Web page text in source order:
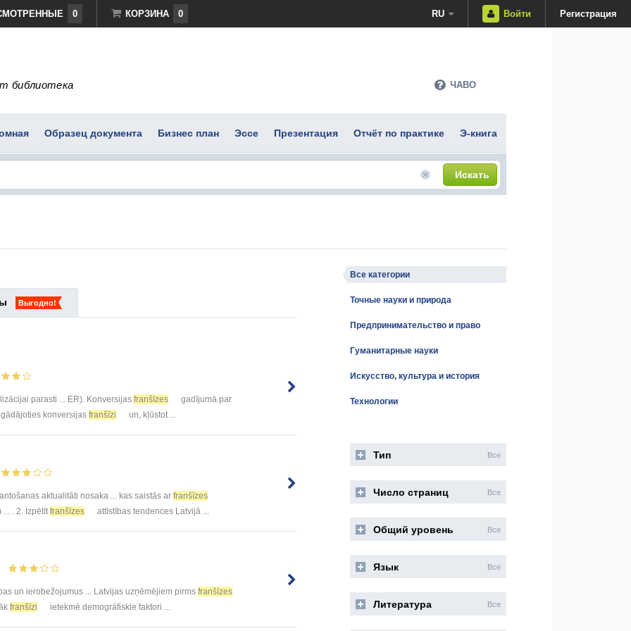
0 КОРЗИНА 0 RU Войти Регистрация
библиотека ЧАВО
Образец документа Бизнес план Эссе Презентация Отчёт по практике Э-книга
Искать
Выгодно!
parasti ... ER). Konversijas franšīzes
gadījumā par
konversijas franšīzi un, kļūstot ...
aktualitāti nosaka ... kas saistās ar franšīzes
. 2. Izpētīt franšīzes attīstības tendences Latvijā ...
un ierobežojumus ... Latvijas uzņēmējiem pirms franšīzes
franšīzi ietekmē demogrāfiskie faktori ...
Все категории
Точные науки и природа
Предпринимательство и право
Гуманитарные науки
Искусство, культура и история
Технологии
Тип Все
Число страниц Все
Общий уровень Все
Язык Все
Литература Все